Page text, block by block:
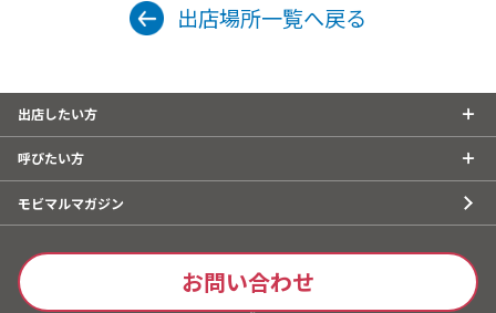
出店場所一覧へ戻る
出店したい方
呼びたい方
モビマルマガジン
お問い合わせ